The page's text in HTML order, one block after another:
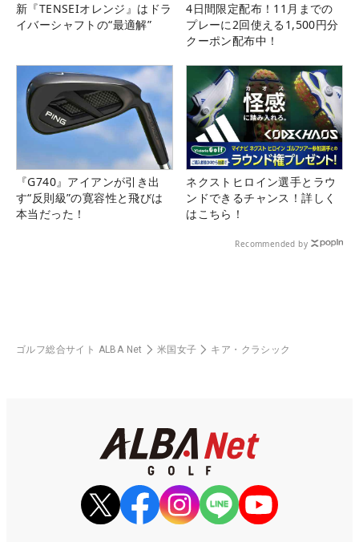
新『TENSEIオレンジ』はドラ
イバーシャフトの“最適解”
4日間限定配布！11月までの
プレーに2回使える1,500円分
クーポン配布中！
『G740』アイアンが引き出
す“反則級”の寛容性と飛びは
本当だった！
ネクストヒロイン選手とラウ
ンドできるチャンス！詳しく
はこちら！
Recommended by
ゴルフ総合サイト ALBA Net 米国女子 キア・クラシック